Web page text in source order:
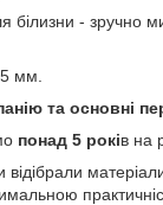
білизни - зручно
мм.
та основні
понад 5 років на
відібрали